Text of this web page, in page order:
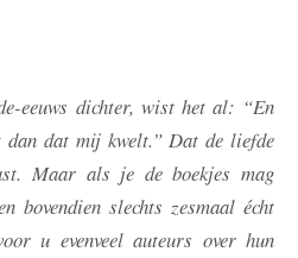
eeuws dichter, wist het al: “En
dan dat mij kwelt.” Dat de liefde
Maar als je de boekjes mag
bovendien slechts zesmaal écht
u evenveel auteurs over hun